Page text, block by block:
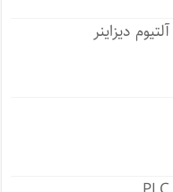
دیزاینر